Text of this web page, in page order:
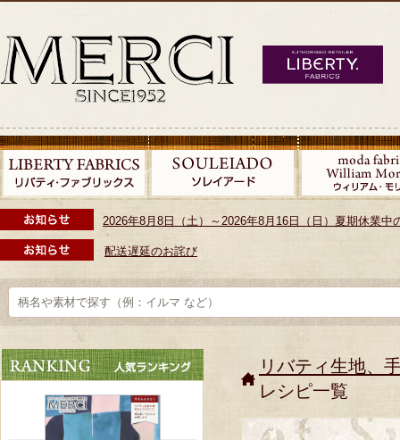
2026年8月8日（土）～2026年8月16日（日）夏期休業中
配送遅延のお詫び
リバティ生地、
レシピ一覧